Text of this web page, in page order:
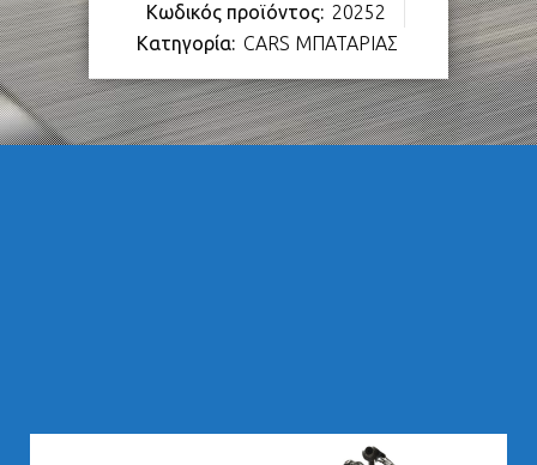
Κωδικός προϊόντος: 20252
Κατηγορία: CARS ΜΠΑΤΑΡΙΑΣ